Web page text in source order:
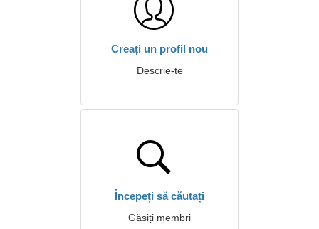
Creați un profil nou
Descrie-te
Începeți să căutați
Găsiți membri